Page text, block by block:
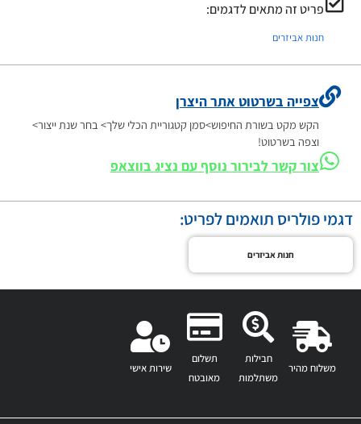
פריט זה מתאים לדגמים:
חנות אביזרים
צפייה בשרטוט אתר היצרן
הקש מקט בשורת החיפוש>סמן קטגוריית הכלי שלך> בחר שנת ייצור>
וצפה בשרטוט!
צור קשר לבירור נוסף עם נציג בווצאפ
דגמי פולריס תואמים לפריט:
חנות אביזרים
משלוח מהיר
חבילות
משתלמות
תשלום
מאובטח
שירות אישי